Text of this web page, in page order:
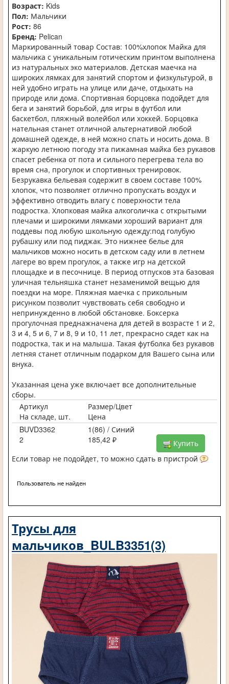
Возраст: Kids
Пол: Мальчики
Рост: 86
Бренд: Pelican
Маркированный товар Состав: 100%хлопок Майка для
мальчика с уникальным готическим принтом выполнена
из натуральных эко материалов. Детская маечка на
широких лямках для занятий спортом и физкультурой, в
ней удобно играть на улице или даче, отдыхать на
природе или дома. Спортивная борцовка подойдет для
бега и занятий борьбой, для игры в футбол или
баскетбол, пляжный волейбол или хоккей. Борцовка
нательная станет отличной альтернативой любой
домашней одежде, в ней можно спать и носить дома. В
жаркую летнюю погоду эта пижамная майка без рукавов
спасет ребенка от пота и сильного перегрева тела во
время сна, прогулок и спортивных тренировок.
Безрукавка бельевая содержит в своем составе 100%
хлопок, что позволяет отлично пропускать воздух и
эффективно отводить влагу с поверхности тела
подростка. Хлопковая майка алкоголичка с открытыми
плечами и широкими лямками хороший вариант для
поддевы под любую школьную одежду:под голубую
рубашку или под пиджак. Это нижнее белье для
мальчиков можно носить в детском саду или в летнем
лагере во врем прогулок, а также игр на детской
площадке и в песочнице. В период отпусков эта базовая
уличная тельняшка станет незаменимой вещью для
поездки на море. Пляжная маечка с прикольным
рисунком позволит чувствовать себя свободно и
непринужденно в любой обстановке. Боксерка
прогулочная преднажначена для детей в возрасте 1 и 2,
3 и 4, 5 и 6, 7 и 8, 9 и 10, 11 лет, прекрасно сядет как на
подростка, так и на малыша. Такая футболка без рукавов
летняя станет отличным подарком для Вашего сына или
внука.
Указанная цена уже включает все дополнительные
сборы.
Артикул
Размер/Цвет
На складе, шт.
Цена
BUVD3362
1(86) / Синий
2
185,42 ₽
Купить
Если товар не подойдет, то можно сдать в пристрой
Пользователь не найден
Трусы для
мальчиков_BULB3351(3)